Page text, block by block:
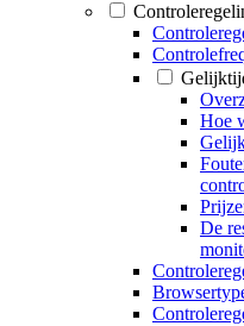
Hoe
De